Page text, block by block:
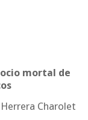
mortal de
Charolet